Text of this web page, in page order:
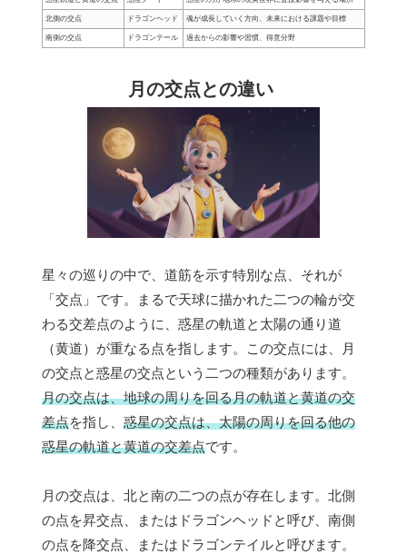
北側の交点 ドラゴンヘッド 魂が成長していく方向、未来における課題や目標
南側の交点 ドラゴンテール 過去からの影響や習慣、得意分野
月の交点との違い
星々の巡りの中で、道筋を示す特別な点、それが
「交点」です。まるで天球に描かれた二つの輪が交
わる交差点のように、惑星の軌道と太陽の通り道
（黄道）が重なる点を指します。この交点には、月
の交点と惑星の交点という二つの種類があります。
月の交点は、地球の周りを回る月の軌道と黄道の交
差点を指し、 惑星の交点は、太陽の周りを回る他の
惑星の軌道と黄道の交差点です。
月の交点は、北と南の二つの点が存在します。北側
の点を昇交点、またはドラゴンヘッドと呼び、南側
の点を降交点、またはドラゴンテイルと呼びます。